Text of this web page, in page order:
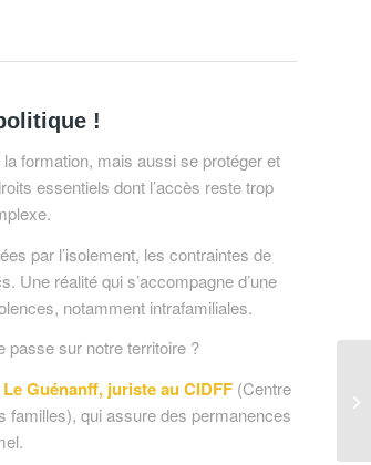
!
formation, mais aussi se protéger et
essentiels dont l’accès reste trop
par l’isolement, les contraintes de
Une réalité qui s’accompagne d’une
notamment intrafamiliales.
passe sur notre territoire ?
Guénanff, juriste au CIDFF (Centre
familles), qui assure des permanences